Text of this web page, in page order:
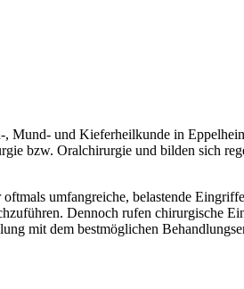
Mund- und Kieferheilkunde in
bzw. Oralchirurgie und bilden sich
umfangreiche, belastende
Dennoch rufen chirurgische
mit dem bestmöglichen